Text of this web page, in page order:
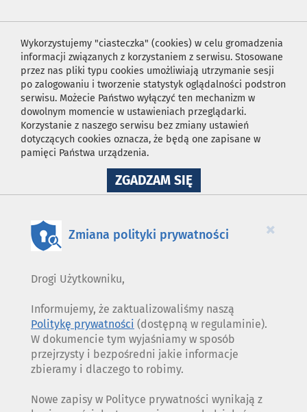
Wykorzystujemy "ciasteczka" (cookies) w celu gromadzenia
informacji związanych z korzystaniem z serwisu. Stosowane
przez nas pliki typu cookies umożliwiają utrzymanie sesji
po zalogowaniu i tworzenie statystyk oglądalności podstron
serwisu. Możecie Państwo wyłączyć ten mechanizm w
dowolnym momencie w ustawieniach przeglądarki.
Korzystanie z naszego serwisu bez zmiany ustawień
dotyczących cookies oznacza, że będą one zapisane w
pamięci Państwa urządzenia.
ZGADZAM SIĘNA
WYKORZYSTANIE
×
Zmiana polityki prywatności
Drogi Użytkowniku,
Informujemy, że zaktualizowaliśmy naszą
Politykę prywatności (dostępną w regulaminie).
W dokumencie tym wyjaśniamy w sposób
przejrzysty i bezpośredni jakie informacje
zbieramy i dlaczego to robimy.
Nowe zapisy w Polityce prywatności wynikają z